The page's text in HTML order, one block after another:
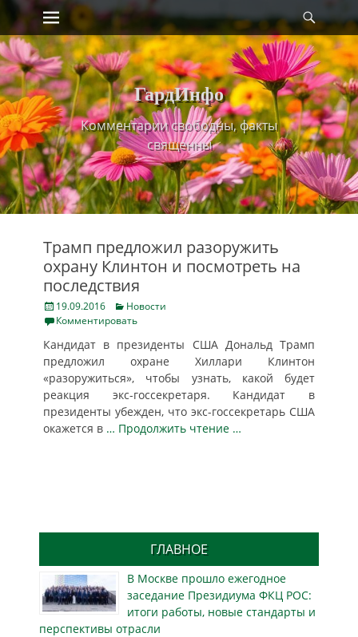
Skip
content
Primary Menu
ГардИнфо
Комментарии свободны, факты
священны
Трамп предложил разоружить
охрану Клинтон и посмотреть на
последствия
Posted
on
19.09.2016 Categories
Новости
Комментировать
Кандидат в президенты США Дональд Трамп
предложил охране Хиллари Клинтон
«разоружиться», чтобы узнать, какой будет
реакция экс-госсекретаря. Кандидат в
президенты убежден, что экс-госсекретарь США
окажется в … Продолжить чтение …
ГЛАВНОЕ
В Москве прошло ежегодное
заседание Президиума ФКЦ РОС:
итоги работы, новые стандарты и
перспективы отрасли